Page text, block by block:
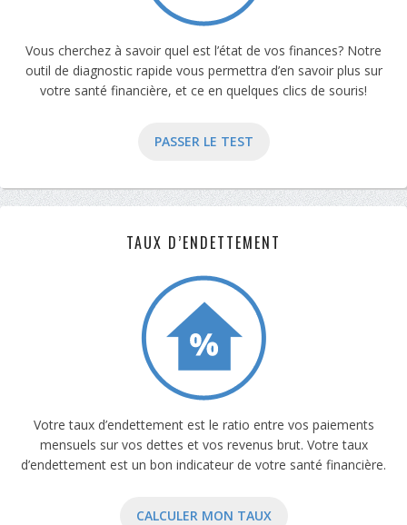
Vous cherchez à savoir quel est l’état de vos finances? Notre
outil de diagnostic rapide vous permettra d’en savoir plus sur
votre santé financière, et ce en quelques clics de souris!
PASSER LE TEST
TAUX D’ENDETTEMENT
Votre taux d’endettement est le ratio entre vos paiements
mensuels sur vos dettes et vos revenus brut. Votre taux
d’endettement est un bon indicateur de votre santé financière.
CALCULER MON TAUX